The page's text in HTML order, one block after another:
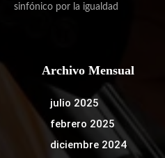
sinfónico por la igualdad
Archivo Mensual
julio 2025
febrero 2025
diciembre 2024